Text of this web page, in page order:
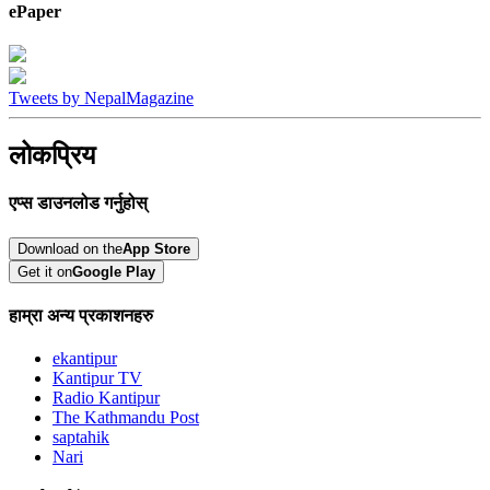
ePaper
Tweets by NepalMagazine
लोकप्रिय
एप्स डाउनलोड गर्नुहोस्
Download on theApp Store
Get it onGoogle Play
हाम्रा अन्य प्रकाशनहरु
ekantipur
Kantipur TV
Radio Kantipur
The Kathmandu Post
saptahik
Nari